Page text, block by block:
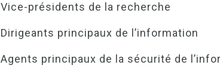
Vice-présidents de la recherche
Dirigeants principaux de l’information
Agents principaux de la sécurité de